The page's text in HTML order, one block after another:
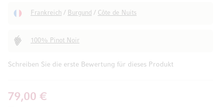
Schreiben Sie die erste Bewertung für dieses Produkt
Frankreich / Burgund / Côte de Nuits
100% Pinot Noir
79,00 €